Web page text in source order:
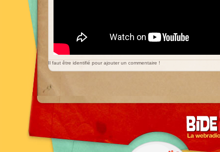
Il faut être identifié pour ajouter un commentaire !